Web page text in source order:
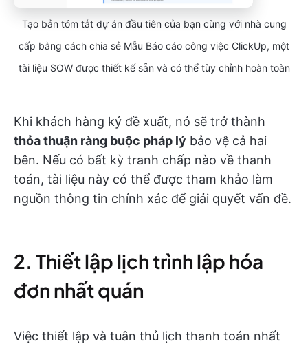
Tạo bản tóm tắt dự án đầu tiên của bạn cùng với nhà cung
cấp bằng cách chia sẻ Mẫu Báo cáo công việc ClickUp, một
tài liệu SOW được thiết kế sẵn và có thể tùy chỉnh hoàn toàn
Khi khách hàng ký đề xuất, nó sẽ trở thành
thỏa thuận ràng buộc pháp lý bảo vệ cả hai
bên. Nếu có bất kỳ tranh chấp nào về thanh
toán, tài liệu này có thể được tham khảo làm
nguồn thông tin chính xác để giải quyết vấn đề.
2. Thiết lập lịch trình lập hóa
đơn nhất quán
Việc thiết lập và tuân thủ lịch thanh toán nhất